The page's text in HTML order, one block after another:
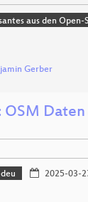
aus den
Gerber
Daten
2025-03-